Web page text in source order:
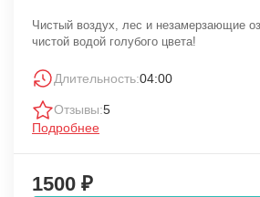
Чистый воздух, лес и незамерзающие
чистой водой голубого цвета!
Длительность:04:00
Отзывы:5
Подробнее
1500 ₽